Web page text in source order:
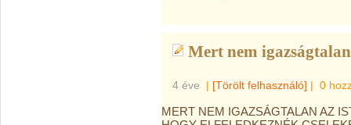
Mert nem
4 éve | [Törölt felhasználó] | 0
MERT NEM IGAZSÁGTALAN AZ